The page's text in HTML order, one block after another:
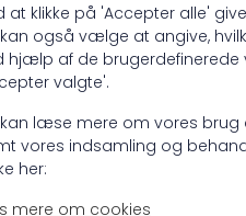
at klikke på 'Accepter alle'
også vælge at angive,
hjælp af de brugerdefinerede
valgte'.
kan læse mere om vores
vores indsamling og
her:
mere om cookies